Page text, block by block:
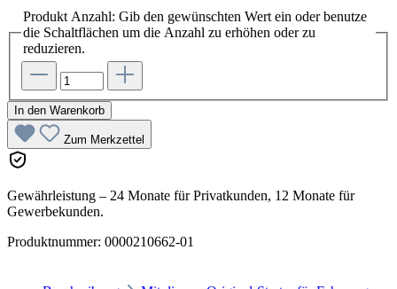
Produkt Anzahl: Gib den gewünschten Wert ein oder benutze
die Schaltflächen um die Anzahl zu erhöhen oder zu
reduzieren.
In den Warenkorb
Zum Merkzettel
Gewährleistung – 24 Monate für Privatkunden, 12 Monate für
Gewerbekunden.
Produktnummer: 0000210662-01